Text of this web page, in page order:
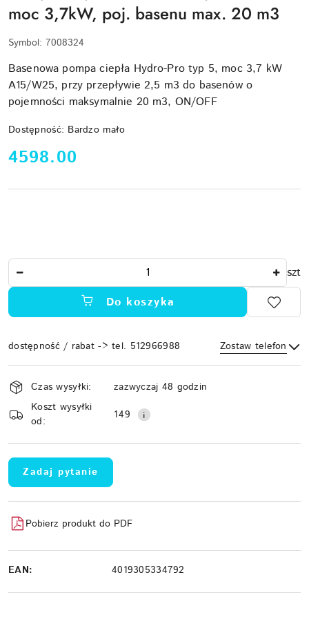
moc 3,7kW, poj. basenu max. 20 m3
Symbol: 7008324
Basenowa pompa ciepła Hydro-Pro typ 5, moc 3,7 kW
A15/W25, przy przepływie 2,5 m3 do basenów o
pojemności maksymalnie 20 m3, ON/OFF
Dostępność: Bardzo mało
cena:
4598.00
szt
Do koszyka
dostępność / rabat -> tel. 512966988 Zostaw telefon
Wyślij
Dostępność
i
dostawa
Czas wysyłki:
zazwyczaj 48 godzin
Koszt wysyłki
od:
149
Zadaj pytanie
Pobierz produkt do PDF
EAN: 4019305334792